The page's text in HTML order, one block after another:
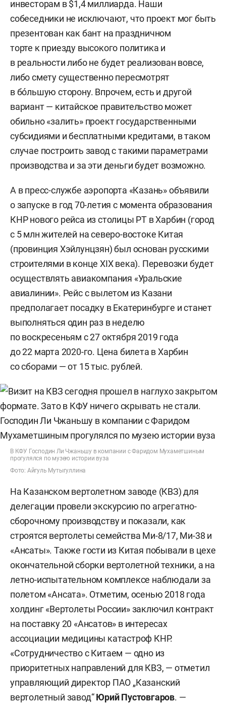
инвесторам в $1,4 миллиарда. Наши
собеседники не исключают, что проект мог быть
презентован как бант на праздничном
торте к приезду высокого политика и
в реальности либо не будет реализован вовсе,
либо смету существенно пересмотрят
в бóльшую сторону. Впрочем, есть и другой
вариант — китайское правительство может
обильно «залить» проект государственными
субсидиями и бесплатными кредитами, в таком
случае построить завод с такими параметрами
производства и за эти деньги будет возможно.
А в пресс-службе аэропорта «Казань» объявили
о запуске в год 70-летия с момента образования
КНР нового рейса из столицы РТ в Харбин (город
с 5 млн жителей на северо-востоке Китая
(провинция Хэйлунцзян) был основан русскими
строителями в конце XIX века). Перевозки будет
осуществлять авиакомпания «Уральские
авиалинии». Рейс с вылетом из Казани
предполагает посадку в Екатеринбурге и станет
выполняться один раз в неделю
по воскресеньям с 27 октября 2019 года
до 22 марта 2020-го. Цена билета в Харбин
со сборами — от 15 тыс. рублей.
В КФУ Господин Ли Чжаньшу в компании с Фаридом Мухаметшиным
прогулялся по музею истории вуза
Фото: Айгуль Мутыгуллина
На Казанском вертолетном заводе (КВЗ) для
делегации провели экскурсию по агрегатно-
сборочному производству и показали, как
строятся вертолеты семейства Ми-8/17, Ми-38 и
«Ансаты». Также гости из Китая побывали в цехе
окончательной сборки вертолетной техники, а на
летно-испытательном комплексе наблюдали за
полетом «Ансата». Отметим, осенью 2018 года
холдинг «Вертолеты России» заключил контракт
на поставку 20 «Ансатов» в интересах
ассоциации медицины катастроф КНР.
«Сотрудничество с Китаем — одно из
приоритетных направлений для КВЗ, — отметил
управляющий директор ПАО „Казанский
вертолетный завод“Юрий Пустовгаров. —